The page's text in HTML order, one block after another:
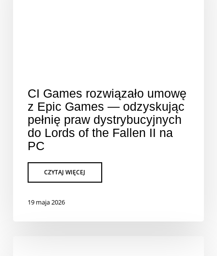
CI Games rozwiązało umowę
z Epic Games — odzyskując
pełnię praw dystrybucyjnych
do Lords of the Fallen II na
PC
19 maja 2026